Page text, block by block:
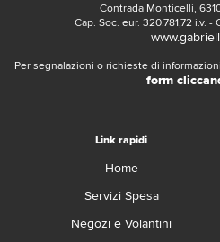
Contrada Monticelli,
Cap. Soc. eur. 320.781,72 i.v. -
Per segnalazioni o richieste di
form
Link rapidi
Home
Servizi Spesa
Negozi e Volantini